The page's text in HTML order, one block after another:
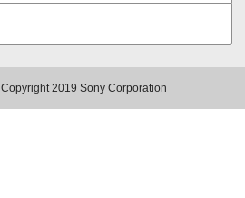
Copyright 2019 Sony Corporation